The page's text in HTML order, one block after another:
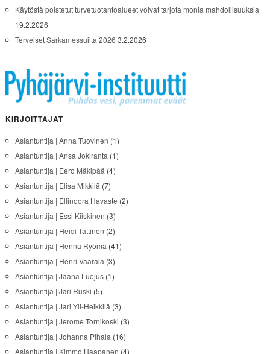
Käytöstä poistetut turvetuotantoalueet voivat tarjota monia mahdollisuuksia
19.2.2026
Terveiset Sarkamessuilta 2026 3.2.2026
KIRJOITTAJAT
Asiantuntija | Anna Tuovinen (1)
Asiantuntija | Ansa Jokiranta (1)
Asiantuntija | Eero Mäkipää (4)
Asiantuntija | Elisa Mikkilä (7)
Asiantuntija | Ellinoora Havaste (2)
Asiantuntija | Essi Kiiskinen (3)
Asiantuntija | Heidi Tattinen (2)
Asiantuntija | Henna Ryömä (41)
Asiantuntija | Henri Vaarala (3)
Asiantuntija | Jaana Luojus(1)
Asiantuntija | Jari Ruski (5)
Asiantuntija | Jari Yli-Heikkilä (3)
Asiantuntija | Jerome Tornikoski (3)
Asiantuntija | Johanna Pihala (16)
Asiantuntija | Kimmo Haapanen (4)